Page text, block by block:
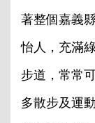
著整個嘉義
怡人，充滿
步道，常常
多散步及運